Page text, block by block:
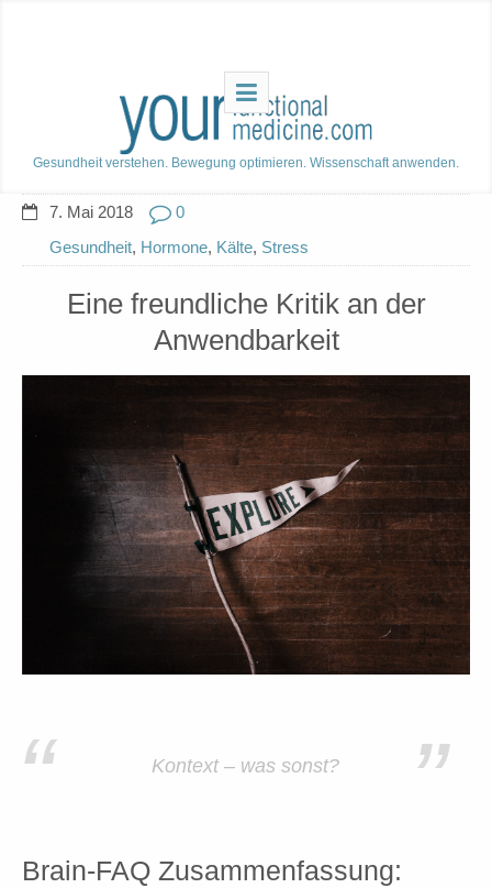
Gesundheit verstehen. Bewegung optimieren. Wissenschaft anwenden.
7. Mai 2018
0
Gesundheit, Hormone, Kälte, Stress
Eine freundliche Kritik an der
Anwendbarkeit
”
“ Kontext – was sonst?
Brain-FAQ Zusammenfassung: